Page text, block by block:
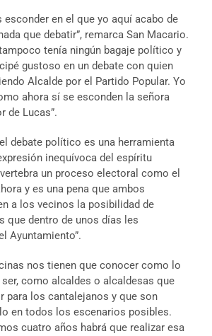
esconder en el que yo aquí acabo de
que debatir”, remarca San Macario.
tenía ningún bagaje político y
gustoso en un debate con quien
Alcalde por el Partido Popular. Yo
ahora sí se esconden la señora
de Lucas”.
debate político es una herramienta
inequívoca del espíritu
un proceso electoral como el
y es una pena que ambos
a los vecinos la posibilidad de
que dentro de unos días les
Ayuntamiento”.
nos tienen que conocer como lo
como alcaldes o alcaldesas que
para los cantalejanos y que son
en todos los escenarios posibles.
cuatro años habrá que realizar esa